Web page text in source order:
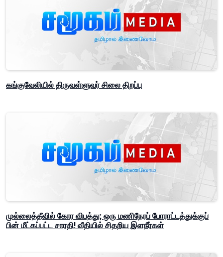
கங்குவேலியில் திருவள்ளுவர் சிலை திறப்பு
முல்லைத்தீவில் கோர விபத்து; ஒரு மணிநேரப் போராட்டத்துக்குப்
பின் மீட்கப்பட்ட சாரதி! வீதியில் சிதறிய இளநீர்கள்